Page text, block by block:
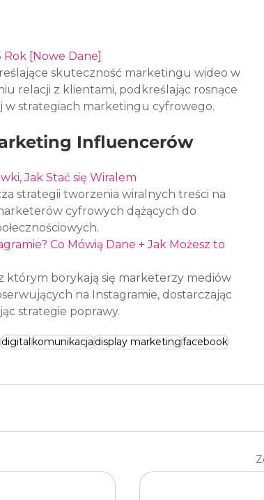
[Nowe Dane]
skuteczność marketingu wideo w
relacji z klientami, podkreślając rosnące
w strategiach marketingu cyfrowego.
Influencerów
Jak Stać się Wiralem
strategii tworzenia wiralnych treści na
cyfrowych dążących do
Co Mówią Dane + Jak Możesz to
którym borykają się marketerzy mediów
na Instagramie, dostarczając
strategie poprawy.
digitalkomunikacjadisplay marketingfacebook